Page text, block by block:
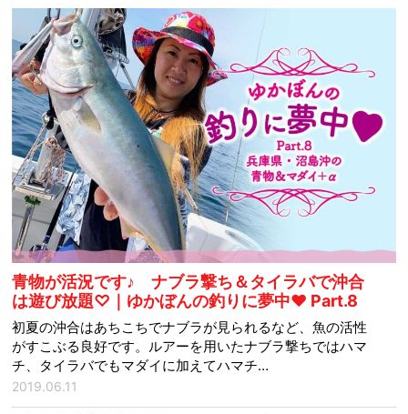
青物が活況です♪ ナブラ撃ち＆タイラバで沖合
は遊び放題♡｜ゆかぼんの釣りに夢中♥ Part.8
初夏の沖合はあちこちでナブラが見られるなど、魚の活性
がすこぶる良好です。ルアーを用いたナブラ撃ちではハマ
チ、タイラバでもマダイに加えてハマチ…
2019.06.11